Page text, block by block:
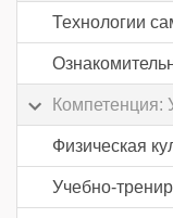
Компетенция:
Физическая
Учебно-